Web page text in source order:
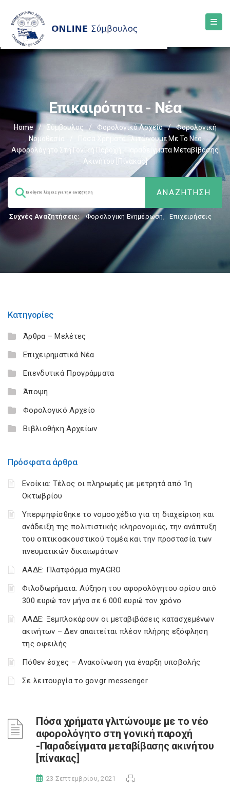
Επικαιρότητα - Νέα
Home / Σύμβουλος / Φορολογικό Αρχείο /
Φορολογική
Νομοθεσία
Πόσα Χρήματα Γλιτώνουμε Με Το Νέο
Αφορολόγητο Στη Γονική Παροχή -Παραδείγματα Μεταβίβασης
Ακινήτου [πίνακας]
Συχνές Αναζητήσεις: Φορολογικη Ενημέρωση, Επιχειρήσεις
Κατηγορίες
Άρθρα – Μελέτες
Επιχειρηματικά Νέα
Επενδυτικά Προγράμματα
Άποψη
Φορολογικό Αρχείο
Βιβλιοθήκη Αρχείων
Πρόσφατα άρθρα
Ενοίκια: Τέλος οι πληρωμές με μετρητά από 1η
Οκτωβρίου
Υπερψηφίσθηκε το νομοσχέδιο για τη διαχείριση και
ανάδειξη της πολιτιστικής κληρονομιάς, την ανάπτυξη
του οπτικοακουστικού τομέα και την προστασία των
πνευματικών δικαιωμάτων
ΑΑΔΕ: Πλατφόρμα myAGRO
Φιλοδωρήματα: Αύξηση του αφορολόγητου ορίου από
300 ευρώ τον μήνα σε 6.000 ευρώ τον χρόνο
ΑΑΔΕ: Ξεμπλοκάρουν οι μεταβιβάσεις κατασχεμένων
ακινήτων – Δεν απαιτείται πλέον πλήρης εξόφληση
της οφειλής
Πόθεν έσχες – Ανακοίνωση για έναρξη υποβολής
Σε λειτουργία το gov.gr messenger
Πόσα χρήματα γλιτώνουμε με το νέο
αφορολόγητο στη γονική παροχή
-Παραδείγματα μεταβίβασης ακινήτου
[πίνακας]
23 Σεπτεμβρίου, 2021